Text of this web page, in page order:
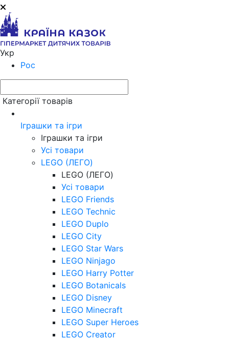
Укр
Рос
Категорії товарів
Іграшки та ігри
Іграшки та ігри
Усі товари
LEGO (ЛЕГО)
LEGO (ЛЕГО)
Усі товари
LEGO Friends
LEGO Technic
LEGO Duplo
LEGO City
LEGO Star Wars
LEGO Ninjago
LEGO Harry Potter
LEGO Botanicals
LEGO Disney
LEGO Minecraft
LEGO Super Heroes
LEGO Creator